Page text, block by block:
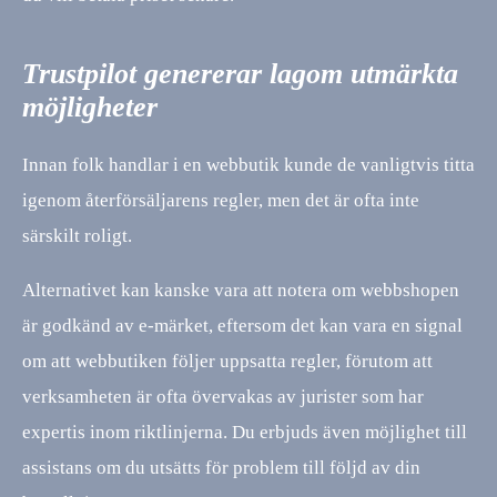
Trustpilot genererar lagom utmärkta
möjligheter
Innan folk handlar i en webbutik kunde de vanligtvis titta
igenom återförsäljarens regler, men det är ofta inte
särskilt roligt.
Alternativet kan kanske vara att notera om webbshopen
är godkänd av e-märket, eftersom det kan vara en signal
om att webbutiken följer uppsatta regler, förutom att
verksamheten är ofta övervakas av jurister som har
expertis inom riktlinjerna. Du erbjuds även möjlighet till
assistans om du utsätts för problem till följd av din